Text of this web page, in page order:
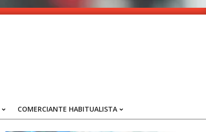
COMERCIANTE HABITUALISTA